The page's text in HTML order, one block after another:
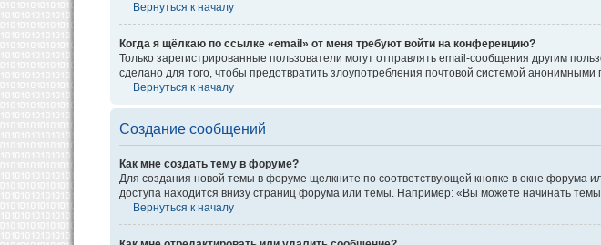
Вернуться к началу
Когда я щёлкаю по ссылке «email» от меня требуют войти на конференцию?
Только зарегистрированные пользователи могут отправлять email-сообщения другим
сделано для того, чтобы предотвратить злоупотребления почтовой системой анонимными
Вернуться к началу
Создание сообщений
Как мне создать тему в форуме?
Для создания новой темы в форуме щелкните по соответствующей кнопке в окне форума
доступа находится внизу страниц форума или темы. Например: «Вы можете начинать
Вернуться к началу